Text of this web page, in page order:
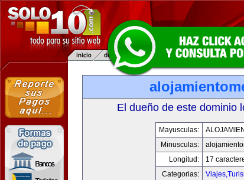
El dueño de este dominio
Mayusculas:
Minusculas:
Longitud:
17
Categorias: